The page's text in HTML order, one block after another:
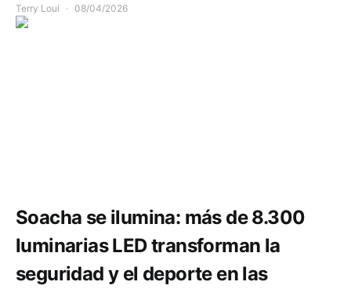
Terry Loui 08/04/2026
Soacha se ilumina: más de 8.300
luminarias LED transforman la
seguridad y el deporte en las